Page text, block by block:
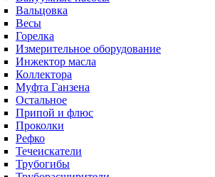
Вальцовка
Весы
Горелка
Измерительное оборудование
Инжектор масла
Коллектора
Муфта Ганзена
Остальное
Припой и флюс
Проколки
Рефко
Течеискатели
Трубогибы